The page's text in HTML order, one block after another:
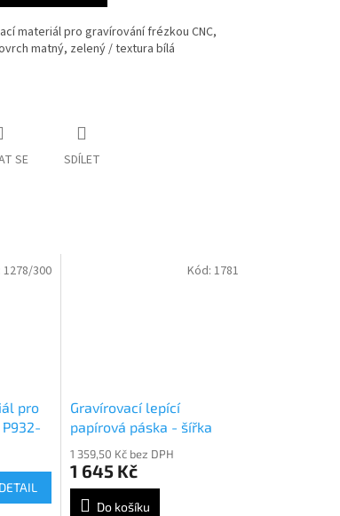
materiál pro gravírování frézkou CNC,
matný, zelený / textura bílá
SE SDÍLET
pro
DETAIL
1278/300
Gravírovací lepící
papírová páska - šířka
role 20cm návin 100bm
1 359,50 Kč bez DPH
1 645 Kč
Do košíku
Kód: 1781